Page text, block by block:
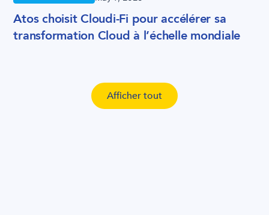
Atos choisit Cloudi-Fi pour accélérer sa
transformation Cloud à l’échelle mondiale
Afficher tout